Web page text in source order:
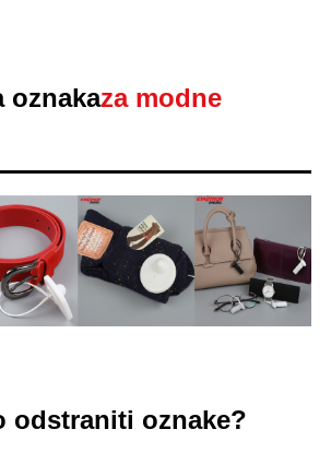
oznakaza modne
odstraniti oznake?